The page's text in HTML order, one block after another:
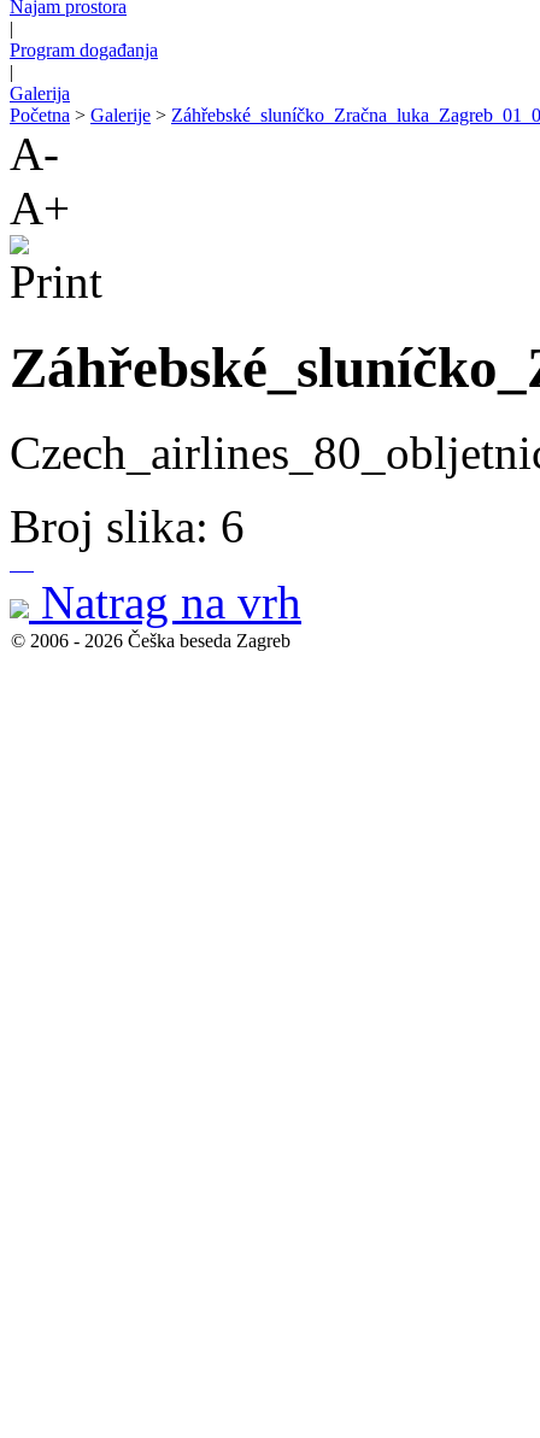
Najam prostora
|
Program događanja
|
Galerija
Početna > Galerije >
A-
A+
Broj slika: 6
Natrag na vrh
© 2006 - 2026 Češka beseda Zagreb